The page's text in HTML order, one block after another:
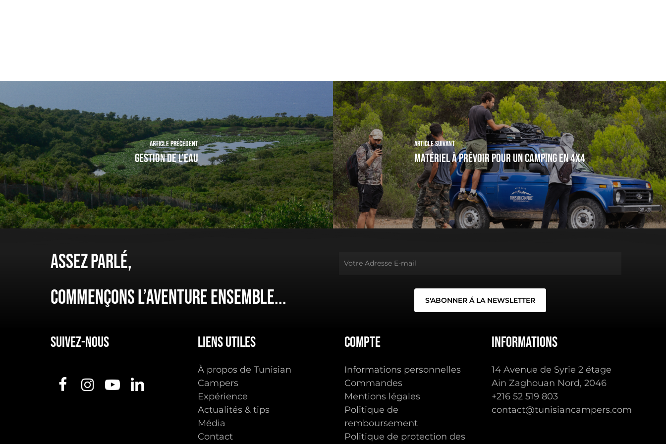
Sous-total :
Article précédent
Gestion de l’eau
Article suivant
Matériel à prévoir pour un camping en 4x4
Assezparlé,
Commençonsl’aventureensemble...
Suivez-nous Liensutiles
À propos de Tunisian
Campers
Expérience
Actualités & tips
Média
Contact
Compte
Informations personnelles
Commandes
Mentions légales
Politique de
remboursement
Politique de protection des
Informations
14 Avenue de Syrie 2 étage
Ain Zaghouan Nord, 2046
+216 ‭52 519 803‬
contact@tunisiancampers.com